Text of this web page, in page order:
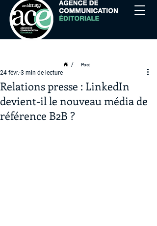
/ Post
Relations presse : LinkedIn
devient-il le nouveau média de
référence B2B ?
24 févr. 3 min de lecture